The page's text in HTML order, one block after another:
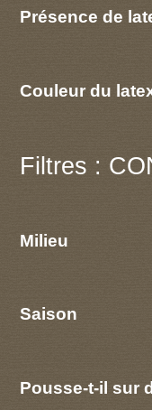
Présence de
Couleur du
Filtres :
Milieu
Saison
Pousse-t-il sur